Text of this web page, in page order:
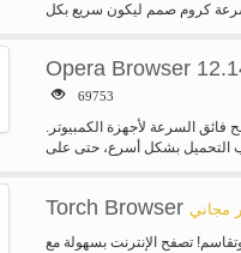
سرعة كروم صمم ليكون سريع بكل
Opera Browser
69753
فائق السرعة لأجهزة الكمبيوتر.
التحميل بشكل أسرع، حتى على
Torch Browser مجاني
تصفح الإنترنت بسهولة مع